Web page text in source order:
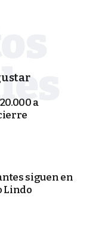
a
siguen en
Lindo